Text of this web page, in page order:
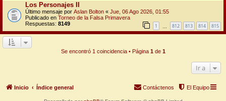
Los Personajes II
Último mensaje por Aslan Bolton « Jue, 06 Ago 2026, 01:55
Publicado en Torneo de la Falsa Primavera
Respuestas: 8149 1 812 813 814 815
Se encontró 1 coincidencia • Página 1de 1
Ir a
Inicio Índice general El Equipo
Contáctenos